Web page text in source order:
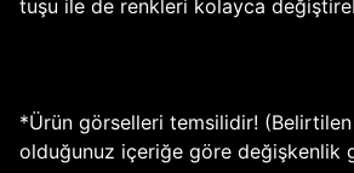
tuşu ile de renkleri kolayca
*Ürün görselleri temsilidir! (Belirtilen
olduğunuz içeriğe göre değişkenlik